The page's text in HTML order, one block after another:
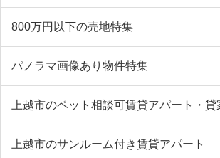
800万円以下の売地特集
パノラマ画像あり物件特集
上越市のペット相談可賃貸アパート・貸
上越市のサンルーム付き賃貸アパート